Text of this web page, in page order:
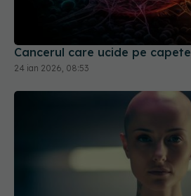
Cancerul care ucide pe capete
24 ian 2026, 08:53